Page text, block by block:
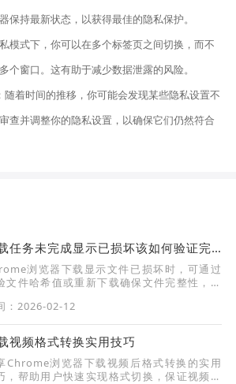
保持最新状态，以获得最佳的隐私保护。
模式下，你可以在多个标签页之间切换，而不
个窗口。这有助于减少数据泄露的风险。
随着时间的推移，你可能会发现某些隐私设置不
查并调整你的隐私设置，以确保它们仍然符合
Chrome浏览器下载任务未完成显示已损坏该如何验证完整性
浏览器下载显示文件已损坏时，可通过
文件哈希值或重新下载确保文件完整性，避
：2026-02-12
视频格式转换实用技巧
Chrome浏览器下载视频后格式转换的实用
，帮助用户快速实现格式切换，保证视频播